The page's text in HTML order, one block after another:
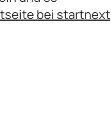
bei startnext